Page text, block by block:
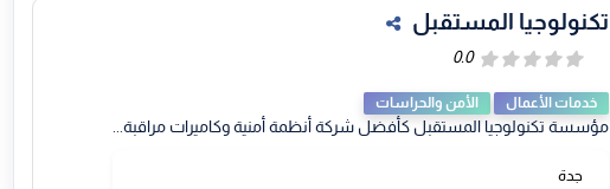
تكنولوجيا المستقبل
خدمات الأعمال الأمن والحراسات
مؤسسة تكنولوجيا المستقبل كأفضل شركة أنظمة أمنية وكاميرات مراقبة...
جدة